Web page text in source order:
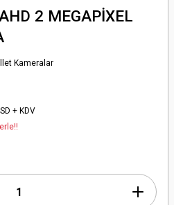
2 MEGAPİXEL
Kameralar
+ KDV